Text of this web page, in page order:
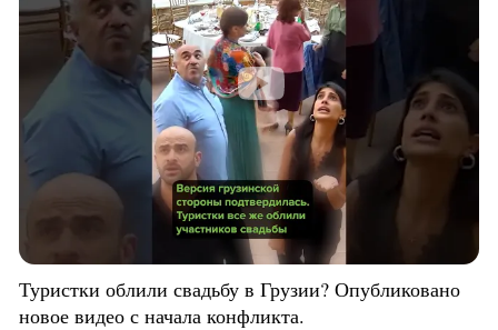
Туристки облили свадьбу в Грузии? Опубликовано
новое видео с начала конфликта.